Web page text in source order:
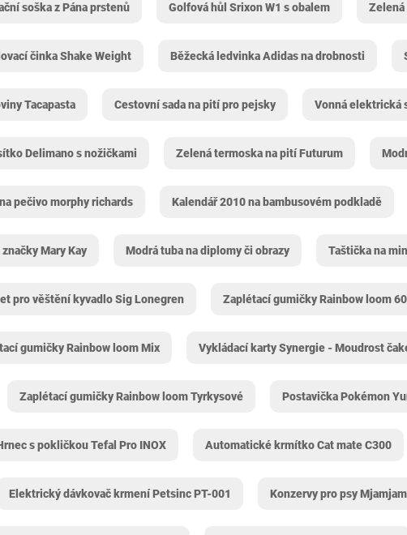
soška z Pána prstenů Golfová hůl Srixon W1 s obalem Zelená
činka Shake Weight Běžecká ledvinka Adidas na drobnosti
Tacapasta Cestovní sada na pití pro pejsky Vonná elektrická
Delimano s nožičkami Zelená termoska na pití Futurum
pečivo morphy richards Kalendář 2010 na bambusovém podkladě
Mary Kay Modrá tuba na diplomy či obrazy Taštička na
pro věštění kyvadlo Sig Lonegren Zaplétací gumičky Rainbow loom
gumičky Rainbow loom Mix Vykládací karty Synergie - Moudrost
Zaplétací gumičky Rainbow loom Tyrkysové Postavička Pokémon
s pokličkou Tefal Pro INOX Automatické krmítko Cat mate C300
Elektrický dávkovač krmení Petsinc PT-001 Konzervy pro psy